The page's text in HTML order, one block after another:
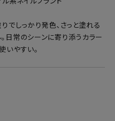
でしっかり発色、さっと塗れる
日常のシーンに寄り添うカラー
いやすい。